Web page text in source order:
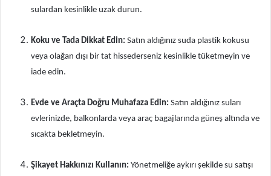
sulardan kesinlikle uzak durun.
Koku ve Tada Dikkat Edin: Satın aldığınız suda plastik kokusu
veya olağan dışı bir tat hissederseniz kesinlikle tüketmeyin ve
iade edin.
Evde ve Araçta Doğru Muhafaza Edin: Satın aldığınız suları
evlerinizde, balkonlarda veya araç bagajlarında güneş altında ve
sıcakta bekletmeyin.
Şikayet Hakkınızı Kullanın: Yönetmeliğe aykırı şekilde su satışı